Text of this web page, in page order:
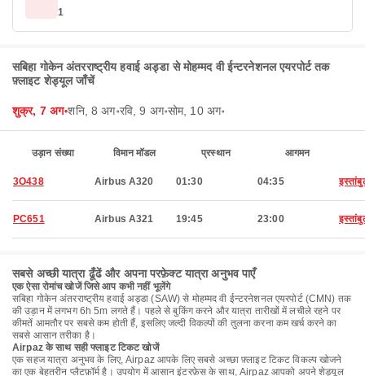
1
सबिहा गोकेन अंतरराष्ट्रीय हवाई अड्डा से मोहम्मद वी ईन्टरनेशनल एयरपोर्ट तक
फ़्लाइट शेड्यूल जाँचें
शुक्र, 7 अग॰शनि, 8 अग॰रवि, 9 अग॰सोम, 10 अग॰
उड़ान संख्या विमान मॉडल प्रस्थान आगमन
3O438 Airbus A320 01:30 04:35
PC651 Airbus A321 19:45 23:00
सबसे अच्छी यात्रा ढूँढें और अपना परफ़ेक्ट यात्रा अनुभव पाएँ
एक ऐसा रोमांच खोजें जिसे आप कभी नहीं भूलेंगे
सबिहा गोकेन अंतरराष्ट्रीय हवाई अड्डा (SAW) से मोहम्मद वी ईन्टरनेशनल एयरपोर्ट (CMN) तक
की उड़ान में लगभग 6h 5m लगते हैं। पहले से बुकिंग करने और यात्रा तारीखों में लचीले रहने पर
कीमतें आमतौर पर सबसे कम होती हैं, इसलिए जल्दी विकल्पों की तुलना करना कम खर्च करने का
सबसे आसान तरीका है।
Airpaz के साथ सही फ्लाइट टिकट खोजें
एक सहज यात्रा अनुभव के लिए, Airpaz आपके लिए सबसे अच्छा फ़्लाइट टिकट विकल्प खोजने
का एक बेहतरीन प्लैटफ़ॉर्म है। उपयोग में आसान इंटरफ़ेस के साथ, Airpaz आपको अपने शेड्यूल